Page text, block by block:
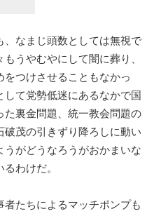
なまじ頭数としては無視で
うやむやにして闇に葬り、
つけさせることもなかっ
て党勢低迷にあるなかで国
裏金問題、統一教会問題の
茂の引きずり降ろしに動い
がどうなろうがおかまいな
わけだ。
たちによるマッチポンプも